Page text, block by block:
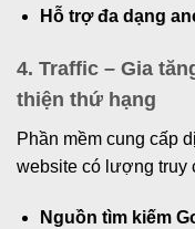
Hỗ trợ đa dạng
4. Traffic – Gia
thiện thứ hạng
Phần mềm cung cấp
website có lượng truy
Nguồn tìm kiếm